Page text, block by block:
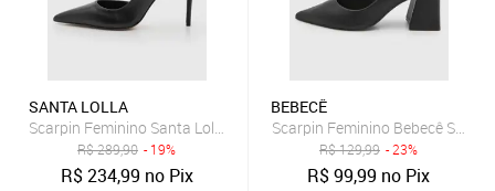
SANTA LOLLA
Scarpin Feminino Santa Lolla Couro Salto Alto Preto
R$289,90 - 19%
R$234,99 no Pix
BEBECÊ
Scarpin Feminino Bebecê Salto
R$129,99 - 23%
R$99,99 no Pix